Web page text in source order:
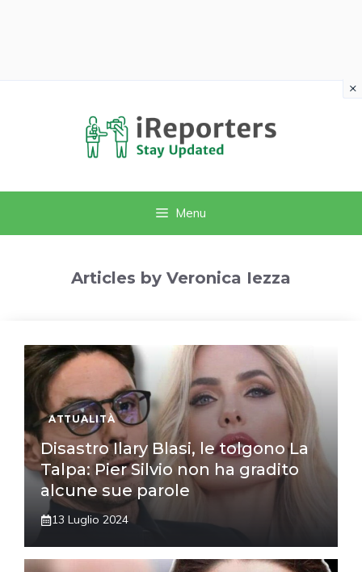
Menu
Articles by Veronica Iezza
ATTUALITÀ
Disastro Ilary Blasi, le tolgono La
Talpa: Pier Silvio non ha gradito
alcune sue parole
13 Luglio 2024
×